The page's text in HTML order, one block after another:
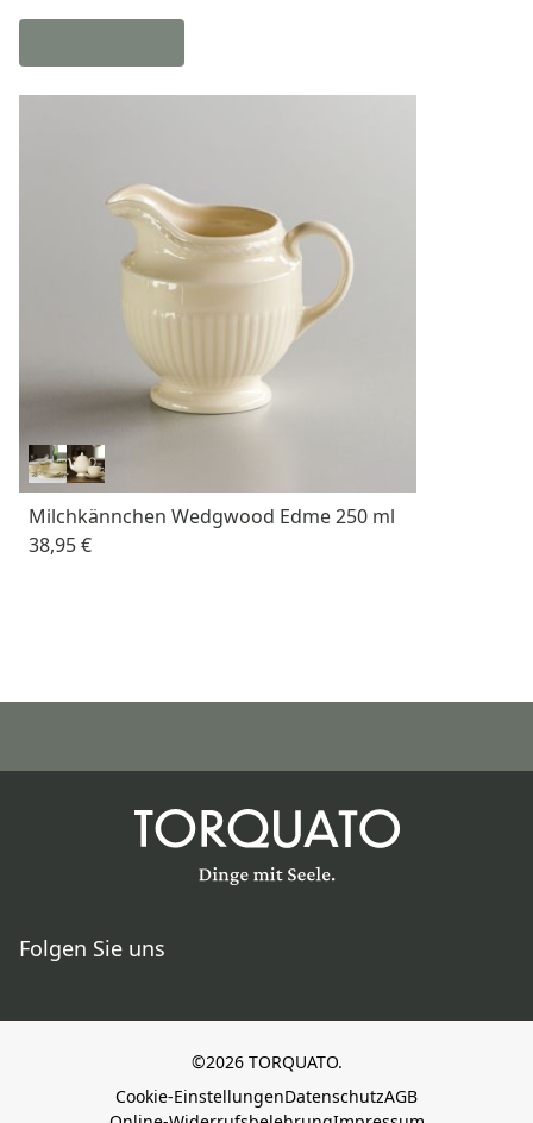
Milchkännchen Wedgwood Edme 250 ml
38,95 €
Folgen Sie uns
©2026 TORQUATO.
Cookie-EinstellungenDatenschutzAGB